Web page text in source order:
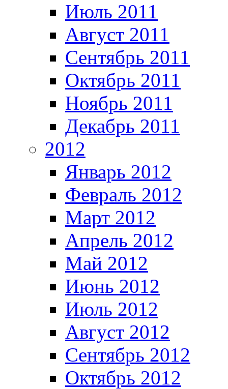
Июль 2011
Август 2011
Сентябрь 2011
Октябрь 2011
Ноябрь 2011
Декабрь 2011
2012
Январь 2012
Февраль 2012
Март 2012
Апрель 2012
Май 2012
Июнь 2012
Июль 2012
Август 2012
Сентябрь 2012
Октябрь 2012